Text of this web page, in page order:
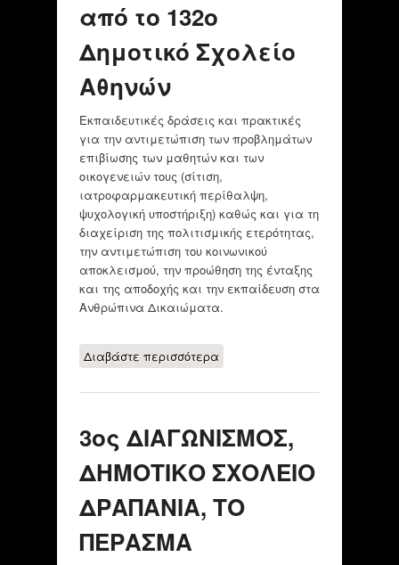
από το 132ο
Δημοτικό Σχολείο
Αθηνών
Εκπαιδευτικές δράσεις και πρακτικές
για την αντιμετώπιση των προβλημάτων
επιβίωσης των μαθητών και των
οικογενειών τους (σίτιση,
ιατροφαρμακευτική περίθαλψη,
ψυχολογική υποστήριξη) καθώς και για τη
διαχείριση της πολιτισμικής ετερότητας,
την αντιμετώπιση του κοινωνικού
αποκλεισμού, την προώθηση της ένταξης
και της αποδοχής και την εκπαίδευση στα
Ανθρώπινα Δικαιώματα.
Διαβάστε περισσότεραγια Δράσεις κατά
ανισοτήτων και των
οικονομικής κρίσης
από το 132ο
Δημοτικό Σχολείο
Αθηνών
3ος ΔΙΑΓΩΝΙΣΜΟΣ,
ΔΗΜΟΤΙΚΟ ΣΧΟΛΕΙΟ
ΔΡΑΠΑΝΙΑ, ΤΟ
ΠΕΡΑΣΜΑ